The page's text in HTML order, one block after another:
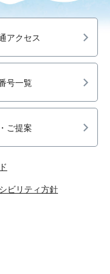
アクセス
号一覧
ご提案
ビリティ方針